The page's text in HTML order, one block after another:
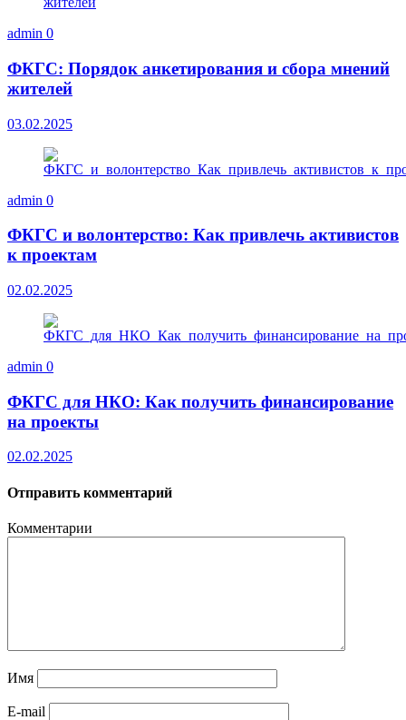
admin 0
ФКГС: Порядок анкетирования и сбора мнений
жителей
03.02.2025
admin 0
ФКГС и волонтерство: Как привлечь активистов
к проектам
02.02.2025
admin 0
ФКГС для НКО: Как получить финансирование
на проекты
02.02.2025
Отправить комментарий
Комментарии
Имя
E-mail